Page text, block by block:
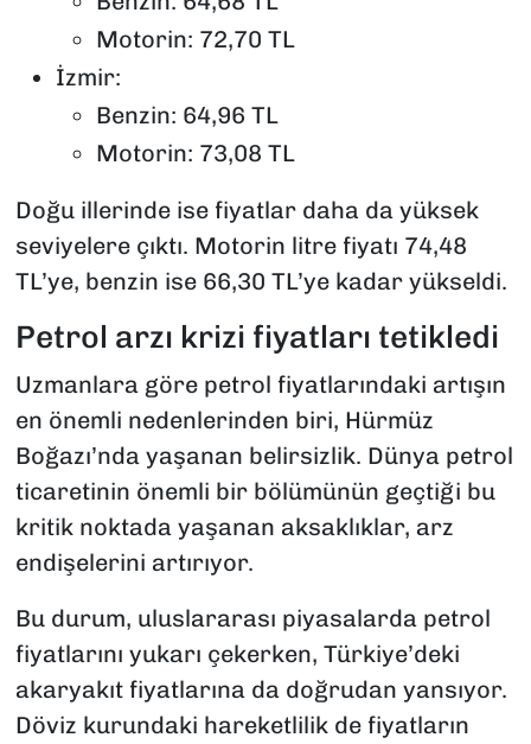
Motorin: 72,70 TL
İzmir:
Benzin: 64,96 TL
Motorin: 73,08 TL
Doğu illerinde ise fiyatlar daha da yüksek
seviyelere çıktı. Motorin litre fiyatı 74,48
TL’ye, benzin ise 66,30 TL’ye kadar yükseldi.
Petrol arzı krizi fiyatları tetikledi
Uzmanlara göre petrol fiyatlarındaki artışın
en önemli nedenlerinden biri, Hürmüz
Boğazı’nda yaşanan belirsizlik. Dünya petrol
ticaretinin önemli bir bölümünün geçtiği bu
kritik noktada yaşanan aksaklıklar, arz
endişelerini artırıyor.
Bu durum, uluslararası piyasalarda petrol
fiyatlarını yukarı çekerken, Türkiye’deki
akaryakıt fiyatlarına da doğrudan yansıyor.
Döviz kurundaki hareketlilik de fiyatların